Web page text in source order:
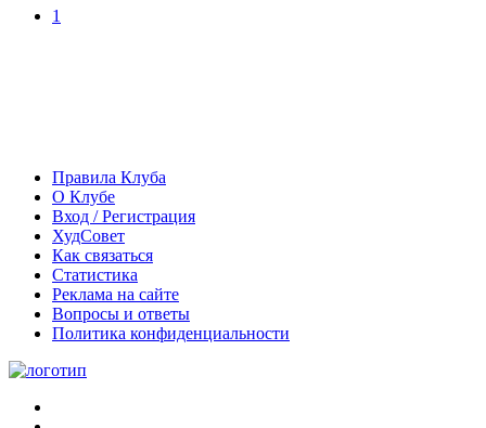
1
Правила Клуба
О Клубе
Вход / Регистрация
ХудСовет
Как связаться
Статистика
Реклама на сайте
Вопросы и ответы
Политика конфиденциальности